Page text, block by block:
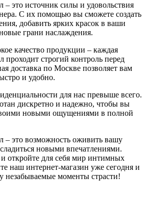
это источник силы и удовольствия
С их помощью вы сможете создать
добавить ярких красок в ваши
грани наслаждения.
качество продукции – каждая
проходит строгий контроль перед
доставка по Москве позволяет вам
и удобно.
для нас превыше всего.
дискретно и надежно, чтобы вы
новыми ощущениями в полной
– это возможность оживить вашу
новыми впечатлениями.
откройте для себя мир интимных
наш интернет-магазин уже сегодня и
незабываемые моменты страсти!